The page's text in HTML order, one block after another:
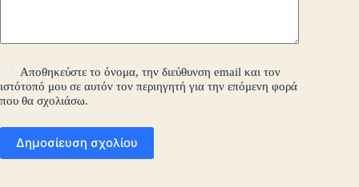
Αποθηκεύστε το όνομα, την διεύθυνση email και τον
ιστότοπό μου σε αυτόν τον περιηγητή για την επόμενη φορά
που θα σχολιάσω.
Δημοσίευση σχολίου